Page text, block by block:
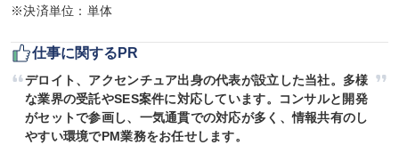
※決済単位：単体
仕事に関するPR
デロイト、アクセンチュア出身の代表が設立した当社。多様
な業界の受託やSES案件に対応しています。コンサルと開発
がセットで参画し、一気通貫での対応が多く、情報共有のし
やすい環境でPM業務をお任せします。